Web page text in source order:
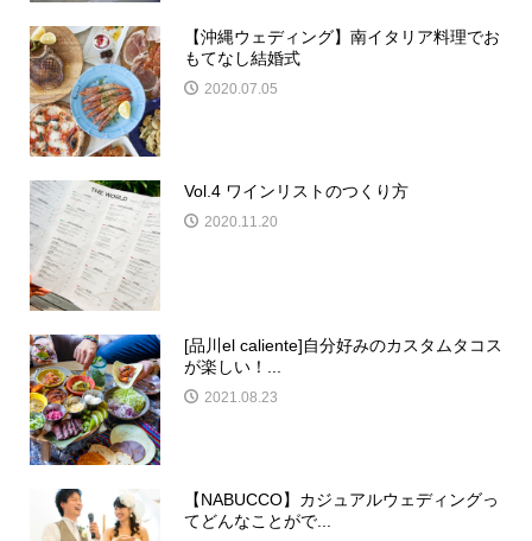
【沖縄ウェディング】南イタリア料理でお
もてなし結婚式
2020.07.05
Vol.4 ワインリストのつくり方
2020.11.20
[品川el caliente]自分好みのカスタムタコス
が楽しい！...
2021.08.23
【NABUCCO】カジュアルウェディングっ
てどんなことがで...